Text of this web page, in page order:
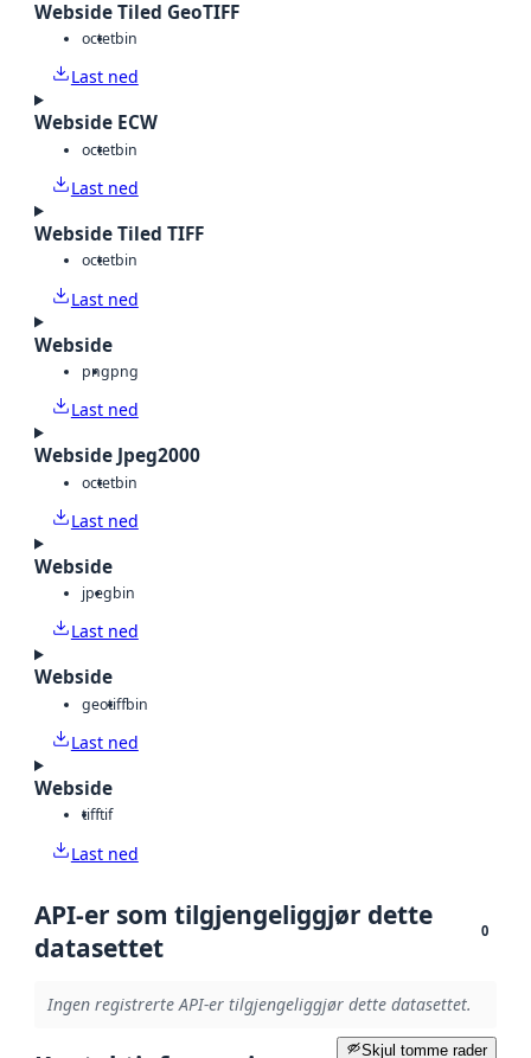
Webside Tiled GeoTIFF
octetbin
Last ned
Webside ECW
octetbin
Last ned
Webside Tiled TIFF
octetbin
Last ned
Webside
pngpng
Last ned
Webside Jpeg2000
octetbin
Last ned
Webside
jpegbin
Last ned
Webside
geotiffbin
Last ned
Webside
tifftif
Last ned
API-er som tilgjengeliggjør dette
datasettet
0
Ingen registrerte API-er tilgjengeliggjør dette datasettet.
Skjul tomme rader